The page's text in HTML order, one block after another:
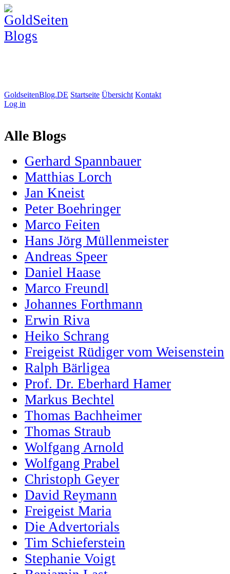
GoldseitenBlog.DE Startseite Übersicht Kontakt
Log in
Alle Blogs
Gerhard Spannbauer
Matthias Lorch
Jan Kneist
Peter Boehringer
Marco Feiten
Hans Jörg Müllenmeister
Andreas Speer
Daniel Haase
Marco Freundl
Johannes Forthmann
Erwin Riva
Heiko Schrang
Freigeist Rüdiger vom Weisenstein
Ralph Bärligea
Prof. Dr. Eberhard Hamer
Markus Bechtel
Thomas Bachheimer
Thomas Straub
Wolfgang Arnold
Wolfgang Prabel
Christoph Geyer
David Reymann
Freigeist Maria
Die Advertorials
Tim Schieferstein
Stephanie Voigt